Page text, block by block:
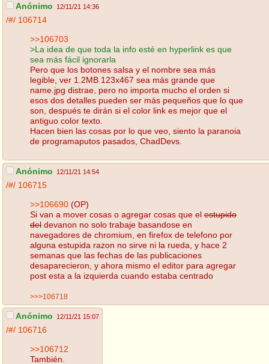
Anónimo 12/11/21 14:36
/#/ 106714
>>106703
>La idea de que toda la info esté en hyperlink es que
sea más fácil ignorarla
Pero que los botones salsa y el nombre sea más
legible, ver 1.2MB 123x467 sea más grande que
name.jpg distrae, pero no importa mucho el orden si
esos dos detalles pueden ser más pequeños que lo que
son, después te dirán si el color link es mejor que el
antiguo color texto.
Hacen bien las cosas por lo que veo, siento la paranoia
de programaputos pasados, ChadDevs.
Anónimo 12/11/21 14:54
/#/ 106715
>>106690 (OP)
Si van a mover cosas o agregar cosas que el estupido
del devanon no solo trabaje basandose en
navegadores de chromium, en firefox de telefono por
alguna estupida razon no sirve ni la rueda, y hace 2
semanas que las fechas de las publicaciones
desaparecieron, y ahora mismo el editor para agregar
post esta a la izquierda cuando estaba centrado
>>>106718
Anónimo 12/11/21 15:07
/#/ 106716
>>106712
También.